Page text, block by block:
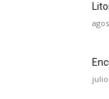
julio